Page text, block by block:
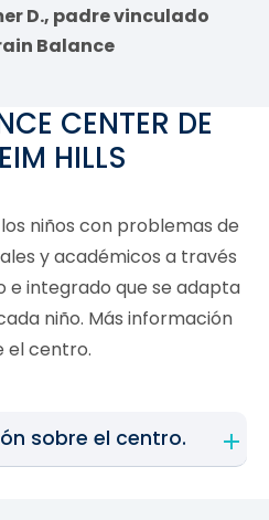
D., padre vinculado
Balance
CENTER DE
HILLS
niños con problemas de
y académicos a través
e integrado que se adapta
niño. Más información
el centro.
sobre el centro.